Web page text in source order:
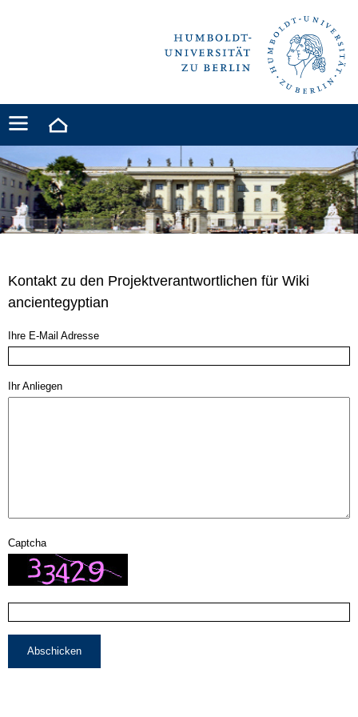
Kontakt zu den Projektverantwortlichen für Wiki
ancientegyptian
Ihre E-Mail Adresse
Ihr Anliegen
Captcha
Abschicken